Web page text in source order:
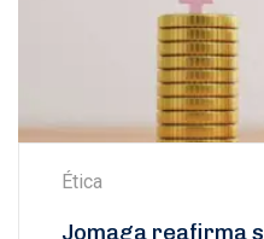
Ética
Jomaga reafirma